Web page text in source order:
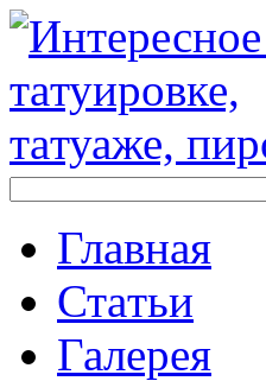
Главная
Стaтьи
Галерея